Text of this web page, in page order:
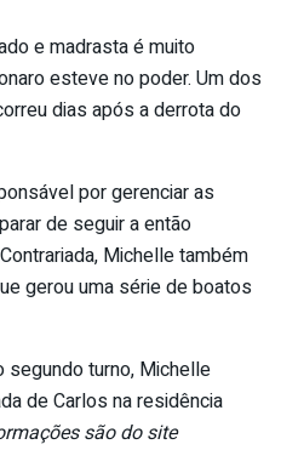
e madrasta é muito
esteve no poder. Um dos
dias após a derrota do
por gerenciar as
de seguir a então
Michelle também
gerou uma série de boatos
turno, Michelle
de Carlos na residência
são do site